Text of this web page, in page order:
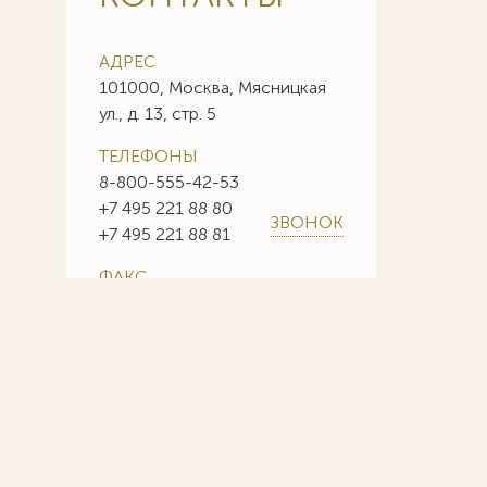
АДРЕС
101000, Москва, Мясницкая
ул., д. 13, стр. 5
ТЕЛЕФОНЫ
8-800-555-42-53
+7 495 221 88 80
+7 495 221 88 81
ЗВОНОК
ФАКС